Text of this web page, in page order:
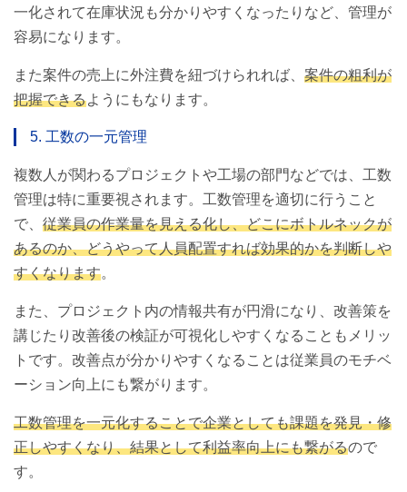
一化されて在庫状況も分かりやすくなったりなど、管理が
容易になります。
また案件の売上に外注費を紐づけられれば、 案件の粗利が
把握できるようにもなります。
5. 工数の一元管理
複数人が関わるプロジェクトや工場の部門などでは、工数
管理は特に重要視されます。工数管理を適切に行うこと
で、 従業員の作業量を見える化し、どこにボトルネックが
あるのか、どうやって人員配置すれば効果的かを判断しや
すくなります。
また、プロジェクト内の情報共有が円滑になり、改善策を
講じたり改善後の検証が可視化しやすくなることもメリッ
トです。改善点が分かりやすくなることは従業員のモチベ
ーション向上にも繋がります。
工数管理を一元化することで企業としても課題を発見・修
正しやすくなり、結果として利益率向上にも繋がるので
す。